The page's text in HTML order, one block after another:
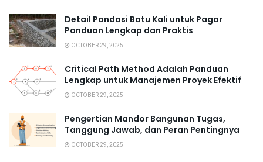
Detail Pondasi Batu Kali untuk Pagar
Panduan Lengkap dan Praktis
OCTOBER 29, 2025
Critical Path Method Adalah Panduan
Lengkap untuk Manajemen Proyek Efektif
OCTOBER 29, 2025
Pengertian Mandor Bangunan Tugas,
Tanggung Jawab, dan Peran Pentingnya
OCTOBER 29, 2025